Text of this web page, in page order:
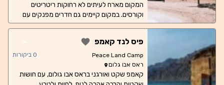
המקום מארח לעיתים לא רחוקות ריטריטים
וקורסים. במקום קיימים גם חדרים מפנקים עם
שירותים מקלחת ומזגן. וגם חושות טווח מחירים
בוקר וערב. חושה - 70 שקלים לאדם כולל ארוחת
בוקר וערב
פיס לנד קאמפ
Peace Land Camp
ראס אבו גלום
-
0 ביקורות
קאמפ שקט ואורגני בראס אבו גולום, עם חושות